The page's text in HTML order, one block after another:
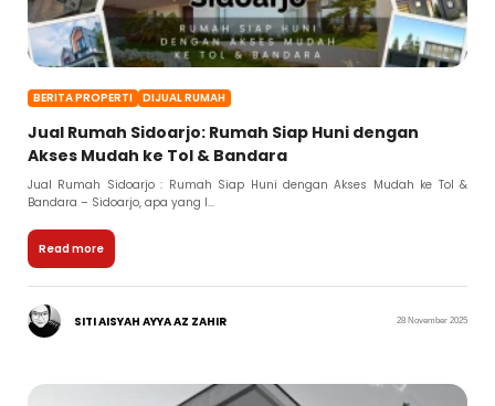
BERITA PROPERTI DIJUAL RUMAH
Jual Rumah Sidoarjo: Rumah Siap Huni dengan
Akses Mudah ke Tol & Bandara
Jual Rumah Sidoarjo : Rumah Siap Huni dengan Akses Mudah ke Tol &
Bandara – Sidoarjo, apa yang l...
Read more
SITI AISYAH AYYA AZ ZAHIR 28 November 2025